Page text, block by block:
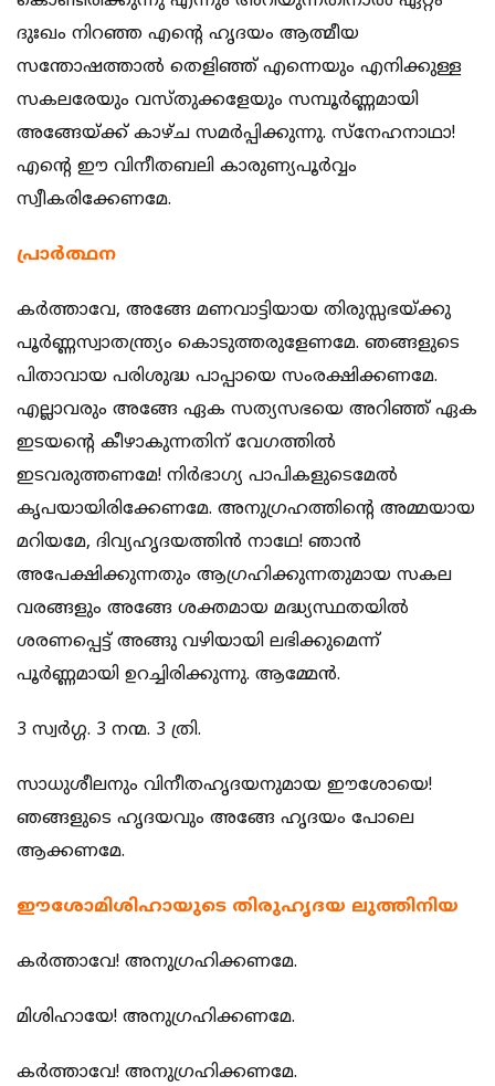
ദുഃഖം നിറഞ്ഞ എന്‍റെ ഹൃദയം ആത്മീയ
സന്തോഷത്താല്‍ തെളിഞ്ഞ് എന്നെയും എനിക്കുള്ള
സകലരേയും വസ്തുക്കളേയും സമ്പൂര്‍ണ്ണമായി
അങ്ങേയ്ക്ക് കാഴ്ച സമര്‍പ്പിക്കുന്നു. സ്നേഹനാഥാ!
എന്‍റെ ഈ വിനീതബലി കാരുണ്യപൂര്‍വ്വം
സ്വീകരിക്കേണമേ.
പ്രാര്‍ത്ഥന
കര്‍ത്താവേ, അങ്ങേ മണവാട്ടിയായ തിരുസ്സഭയ്ക്കു
പൂര്‍ണ്ണസ്വാതന്ത്ര്യം കൊടുത്തരുളേണമേ. ഞങ്ങളുടെ
പിതാവായ പരിശുദ്ധ പാപ്പായെ സംരക്ഷിക്കണമേ.
എല്ലാവരും അങ്ങേ ഏക സത്യസഭയെ അറിഞ്ഞ് ഏക
ഇടയന്‍റെ കീഴാകുന്നതിന് വേഗത്തില്‍
ഇടവരുത്തണമേ! നിര്‍ഭാഗ്യ പാപികളുടെമേല്‍
കൃപയായിരിക്കേണമേ. അനുഗ്രഹത്തിന്‍റെ അമ്മയായ
മറിയമേ, ദിവ്യഹൃദയത്തിന്‍ നാഥേ! ഞാന്‍
അപേക്ഷിക്കുന്നതും ആഗ്രഹിക്കുന്നതുമായ സകല
വരങ്ങളും അങ്ങേ ശക്തമായ മദ്ധ്യസ്ഥതയില്‍
ശരണപ്പെട്ട് അങ്ങു വഴിയായി ലഭിക്കുമെന്ന്
പൂര്‍ണ്ണമായി ഉറച്ചിരിക്കുന്നു. ആമ്മേന്‍.
3 സ്വര്‍ഗ്ഗ. 3 നന്മ. 3 ത്രി.
സാധുശീലനും വിനീതഹൃദയനുമായ ഈശോയെ!
ഞങ്ങളുടെ ഹൃദയവും അങ്ങേ ഹൃദയം പോലെ
ആക്കണമേ.
ഈശോമിശിഹായുടെ തിരുഹൃദയ ലുത്തിനിയ
കര്‍ത്താവേ! അനുഗ്രഹിക്കണമേ.
മിശിഹായേ! അനുഗ്രഹിക്കണമേ.
കര്‍ത്താവേ! അനുഗ്രഹിക്കണമേ.